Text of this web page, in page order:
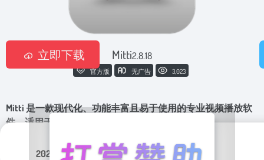
Mitti2.8.18
官方版 无广告 3,023
Mitti 是一款现代化、功能丰富且易于使用的专业视频播放软
件，适用于剧院、视听表演、表演和展览。
2026年 7月 2日 视频工具
立即下载